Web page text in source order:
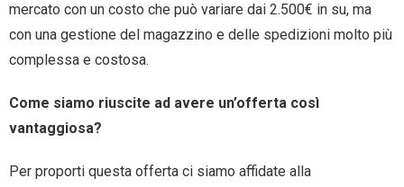
mercato con un costo che può variare dai 2.500€ in su, ma
con una gestione del magazzino e delle spedizioni molto più
complessa e costosa.
Come siamo riuscite ad avere un’offerta così
vantaggiosa?
Per proporti questa offerta ci siamo affidate alla